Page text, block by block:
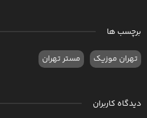
برچسب ها
تهران موزیک مستر تهران
دیدگاه کاربران